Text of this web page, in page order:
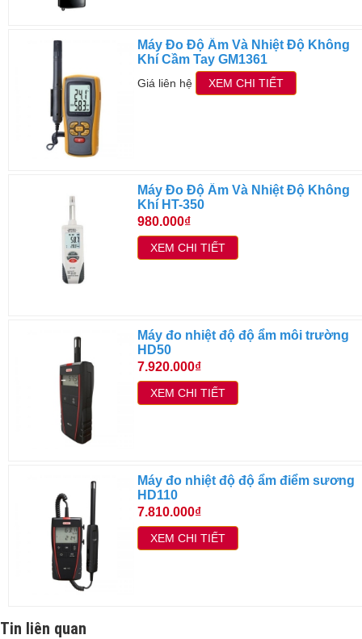
Máy Đo Độ Ẩm Và Nhiệt Độ Không
Khí Cầm Tay GM1361
Giá liên hệ XEM CHI TIẾT
Máy Đo Độ Ẩm Và Nhiệt Độ Không
Khí HT-350
980.000₫
XEM CHI TIẾT
Máy đo nhiệt độ độ ẩm môi trường
HD50
7.920.000₫
XEM CHI TIẾT
Máy đo nhiệt độ độ ẩm điểm sương
HD110
7.810.000₫
XEM CHI TIẾT
Tin liên quan